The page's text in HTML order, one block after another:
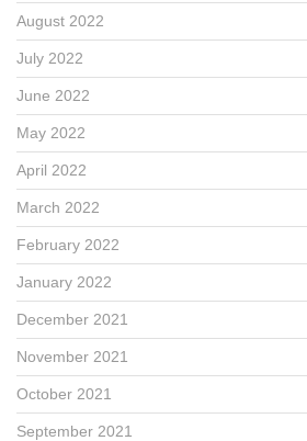
August 2022
July 2022
June 2022
May 2022
April 2022
March 2022
February 2022
January 2022
December 2021
November 2021
October 2021
September 2021